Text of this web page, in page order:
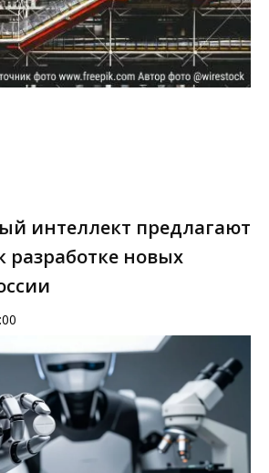
интеллект предлагают
разработке новых